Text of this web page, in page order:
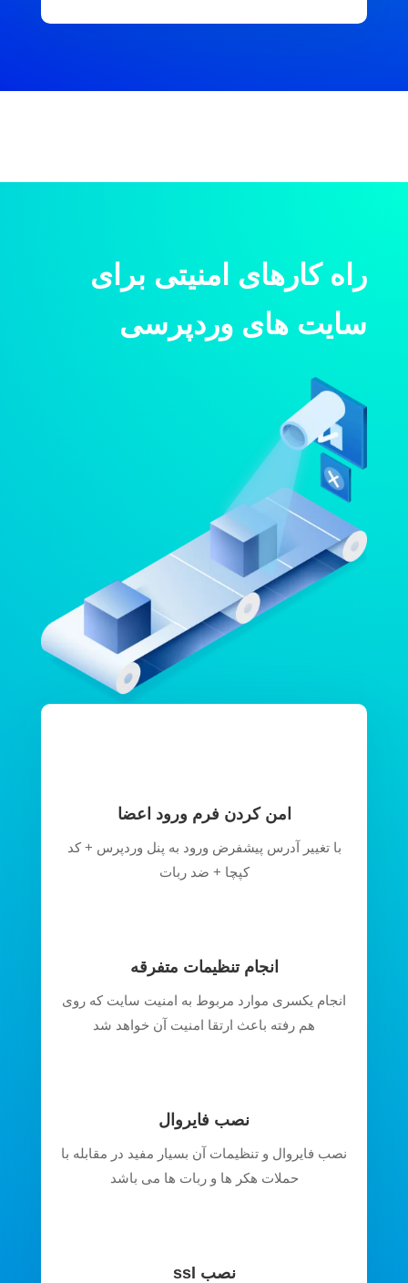
راه کارهای امنیتی برای
سایت های وردپرسی
امن کردن فرم ورود اعضا
با تغییر آدرس پیشفرض ورود به پنل وردپرس + کد
کپچا + ضد ربات
انجام تنظیمات متفرقه
انجام یکسری موارد مربوط به امنیت سایت که روی
هم رفته باعث ارتقا امنیت آن خواهد شد
نصب فایروال
نصب فایروال و تنظیمات آن بسیار مفید در مقابله با
حملات هکر ها و ربات ها می باشد
نصب ssl